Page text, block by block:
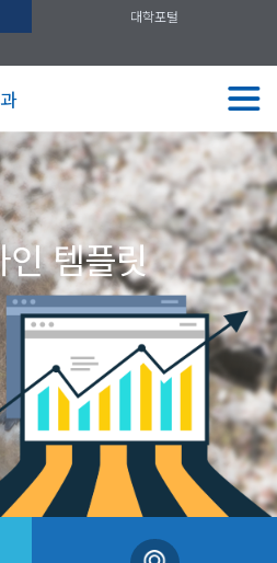
대학포털
템플릿